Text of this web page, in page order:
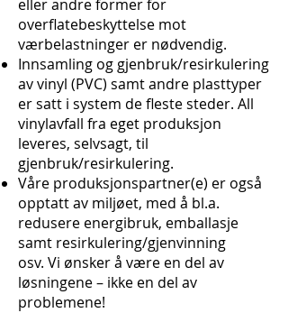
eller andre former for
overflatebeskyttelse mot
værbelastninger er nødvendig.
Innsamling og gjenbruk/resirkulering
av vinyl (PVC) samt andre plasttyper
er satt i system de fleste steder. All
vinylavfall fra eget produksjon
leveres, selvsagt, til
gjenbruk/resirkulering.
Våre produksjonspartner(e) er også
opptatt av miljøet, med å bl.a.
redusere energibruk, emballasje
samt resirkulering/gjenvinning
osv. Vi ønsker å være en del av
løsningene – ikke en del av
problemene!